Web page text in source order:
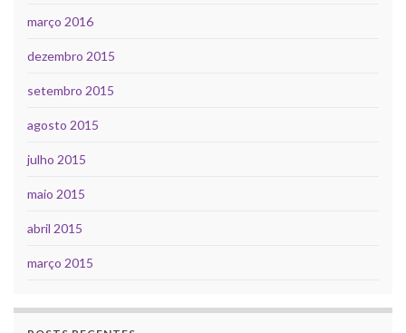
março 2016
dezembro 2015
setembro 2015
agosto 2015
julho 2015
maio 2015
abril 2015
março 2015